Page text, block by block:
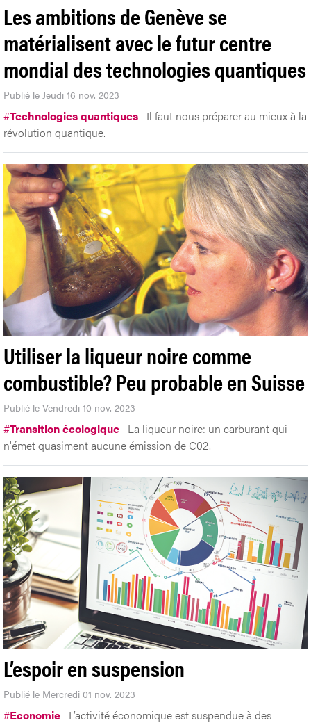
Les ambitions de Genève se
matérialisent avec le futur centre
mondial des technologies quantiques
Publié le Jeudi 16 nov. 2023
#Technologies quantiques Il faut nous préparer au mieux à la
révolution quantique.
Utiliser la liqueur noire comme
combustible? Peu probable en Suisse
Publié le Vendredi 10 nov. 2023
#Transition écologique La liqueur noire: un carburant qui
n'émet quasiment aucune émission de C02.
L’espoir en suspension
Publié le Mercredi 01 nov. 2023
#Economie L’activité économique est suspendue à des